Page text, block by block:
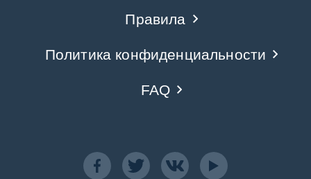
Правила
Политика конфиденциальности
FAQ